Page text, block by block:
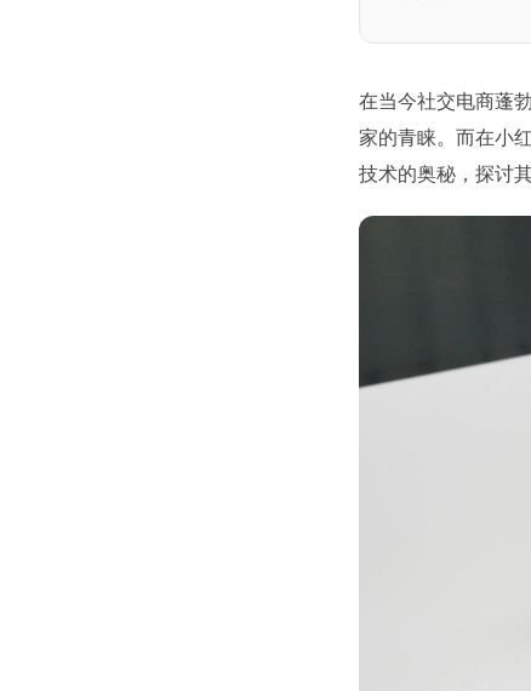
在当今社交电商蓬
家的青睐。而在小
技术的奥秘，探讨